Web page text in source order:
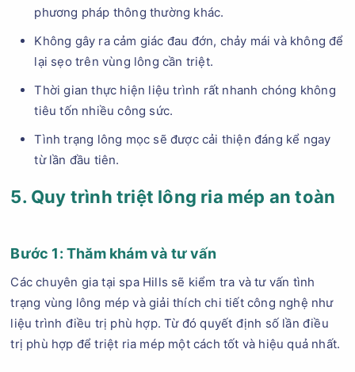
phương pháp thông thường khác.
Không gây ra cảm giác đau đớn, chảy mái và không để
lại sẹo trên vùng lông cần triệt.
Thời gian thực hiện liệu trình rất nhanh chóng không
tiêu tốn nhiều công sức.
Tình trạng lông mọc sẽ được cải thiện đáng kể ngay
từ lần đầu tiên.
5. Quy trình triệt lông ria mép an toàn
Bước 1: Thăm khám và tư vấn
Các chuyên gia tại spa Hills sẽ kiểm tra và tư vấn tình
trạng vùng lông mép và giải thích chi tiết công nghệ như
liệu trình điều trị phù hợp. Từ đó quyết định số lần điều
trị phù hợp để triệt ria mép một cách tốt và hiệu quả nhất.